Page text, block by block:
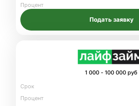
Процент
Подать заявку
1 000 - 100 000 руб
Срок
Процент